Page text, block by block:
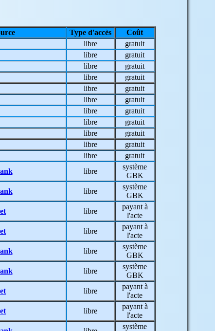
Type d'accès
Coût
libre
gratuit
libre
gratuit
libre
gratuit
libre
gratuit
libre
gratuit
libre
gratuit
libre
gratuit
libre
gratuit
libre
gratuit
libre
gratuit
libre
gratuit
libre
système
GBK
libre
système
GBK
libre
payant à
l'acte
libre
payant à
l'acte
libre
système
GBK
libre
système
GBK
libre
payant à
l'acte
libre
payant à
l'acte
système